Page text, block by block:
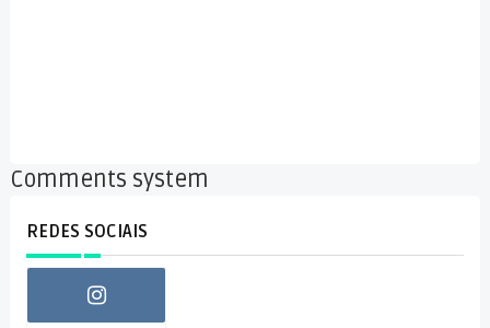
Comments system
REDES SOCIAIS